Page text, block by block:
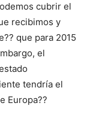
cubrir el
recibimos y
que para 2015
el
tendría el
Europa??